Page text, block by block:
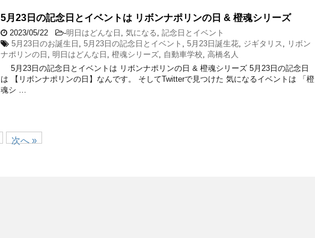
5月23日の記念日とイベントは リボンナポリンの日 & 橙魂シリーズ
2023/05/22 -明日はどんな日 , 気になる, 記念日とイベント
5月23日のお誕生日 , 5月23日の記念日とイベント , 5月23日誕生花, ジギタリス , リボン
ナポリンの日 , 明日はどんな日 , 橙魂シリーズ, 自動車学校, 高橋名人
5月23日の記念日とイベントは リボンナポリンの日 & 橙魂シリーズ 5月23日の記念日
は 【リボンナポリンの日】なんです。 そしてTwitterで見つけた 気になるイベントは 「橙
魂シ …
次へ »